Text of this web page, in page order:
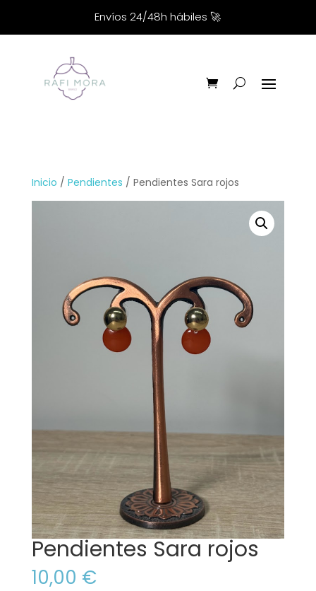
Envíos 24/48h hábiles 🚀
Inicio / Pendientes / Pendientes Sara rojos
Pendientes Sara rojos
10,00 €